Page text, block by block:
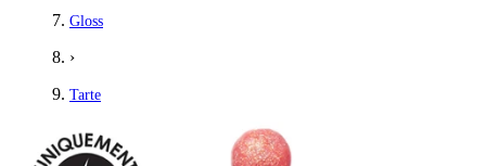
Gloss
›
Tarte